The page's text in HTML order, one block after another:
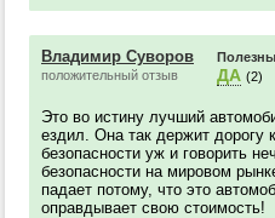
Владимир Суворов
положительный отзыв ДА (2)
Это во истину лучший
ездил. Она так держит дорогу
безопасности уж и говорить
безопасности на мировом
падает потому, что это
оправдывает свою стоимость!